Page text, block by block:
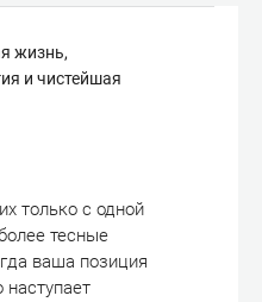
жизнь,
и чистейшая
только с одной
тесные
ваша позиция
наступает